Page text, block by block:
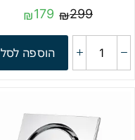
₪299
₪179
הוספה לסל